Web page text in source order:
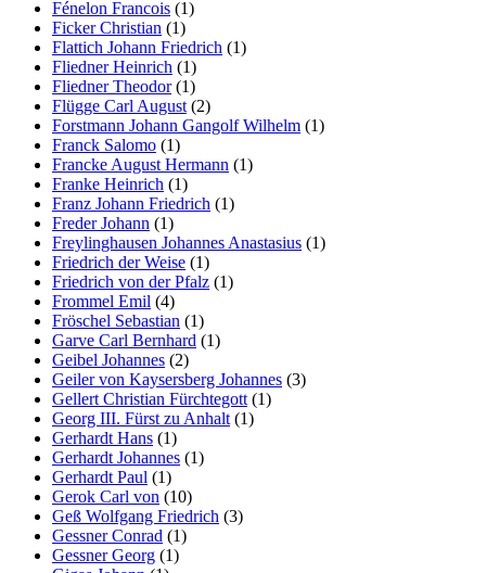
Fénelon Francois (1)
Ficker Christian (1)
Flattich Johann Friedrich (1)
Fliedner Heinrich (1)
Fliedner Theodor(1)
Flügge Carl August (2)
Forstmann Johann Gangolf Wilhelm (1)
Franck Salomo (1)
Francke August Hermann (1)
Franke Heinrich (1)
Franz Johann Friedrich (1)
Freder Johann (1)
Freylinghausen Johannes Anastasius (1)
Friedrich der Weise (1)
Friedrich von der Pfalz (1)
Frommel Emil (4)
Fröschel Sebastian (1)
Garve Carl Bernhard (1)
Geibel Johannes (2)
Geiler von Kaysersberg Johannes (3)
Gellert Christian Fürchtegott (1)
Georg III. Fürst zu Anhalt (1)
Gerhardt Hans (1)
Gerhardt Johannes (1)
Gerhardt Paul (1)
Gerok Carl von (10)
Geß Wolfgang Friedrich (3)
Gessner Conrad (1)
Gessner Georg (1)